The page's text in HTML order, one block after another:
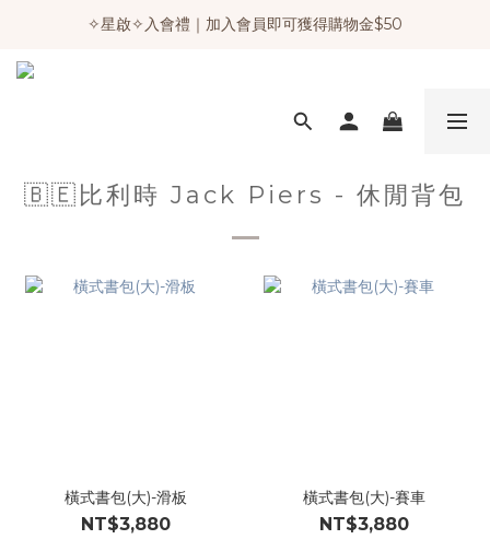
✧星啟✧入會禮｜加入會員即可獲得購物金$50
🇧🇪比利時 Jack Piers - 休閒背包
橫式書包(大)-滑板
NT$3,880
橫式書包(大)-賽車
NT$3,880